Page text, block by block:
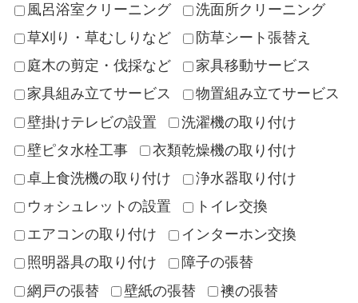
風呂浴室クリーニング
洗面所クリーニング
草刈り・草むしりなど
防草シート張替え
庭木の剪定・伐採など
家具移動サービス
家具組み立てサービス
物置組み立てサービス
壁掛けテレビの設置
洗濯機の取り付け
壁ピタ水栓工事
衣類乾燥機の取り付け
卓上食洗機の取り付け
浄水器取り付け
ウォシュレットの設置
トイレ交換
エアコンの取り付け
インターホン交換
照明器具の取り付け
障子の張替
網戸の張替
壁紙の張替 襖の張替